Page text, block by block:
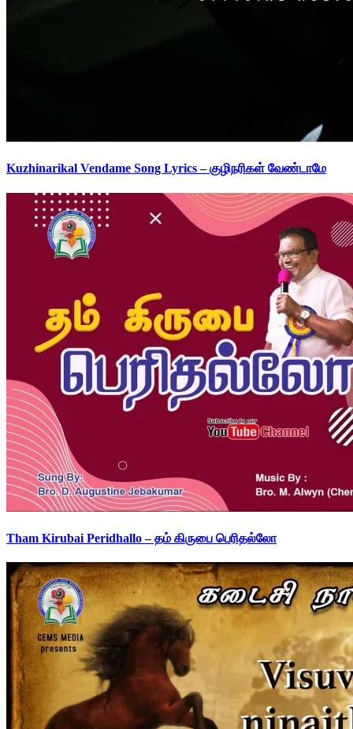
Kuzhinarikal Vendame Song Lyrics – குழிநரிகள் வேண்டாமே
Tham Kirubai Peridhallo – தம் கிருபை பெரிதல்லோ